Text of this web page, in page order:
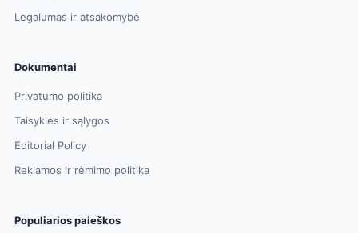
Legalumas ir atsakomybė
Dokumentai
Privatumo politika
Taisyklės ir sąlygos
Editorial Policy
Reklamos ir rėmimo politika
Populiarios paieškos